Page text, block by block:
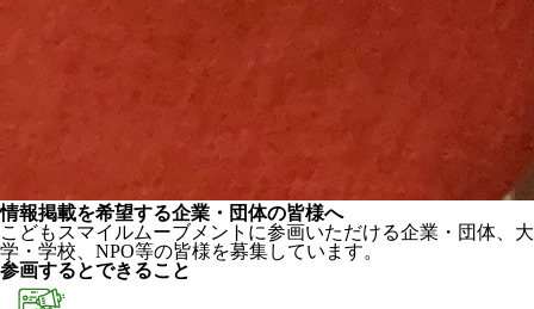
情報掲載を希望する企業・団体の皆様へ
こどもスマイルムーブメントに参画いただける企業・団体、大
学・学校、NPO等の皆様を募集しています。
参画するとできること